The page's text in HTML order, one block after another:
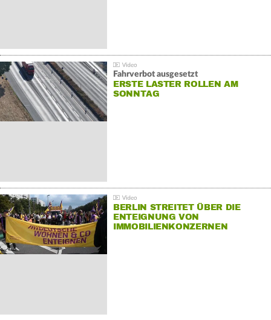
Fahrverbot ausgesetzt
ERSTE LASTER ROLLEN AM
SONNTAG
BERLIN STREITET ÜBER DIE
ENTEIGNUNG VON
IMMOBILIENKONZERNEN